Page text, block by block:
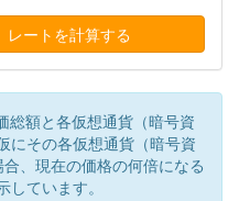
総額と各仮想通貨（暗号資
にその各仮想通貨（暗号資
、現在の価格の何倍になる
ています。